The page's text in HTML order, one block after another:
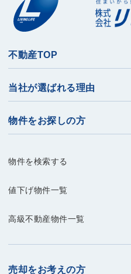
不動産TOP
当社が選ばれる理由
物件をお探しの方
物件を検索する
値下げ物件一覧
高級不動産物件一覧
売却をお考えの方